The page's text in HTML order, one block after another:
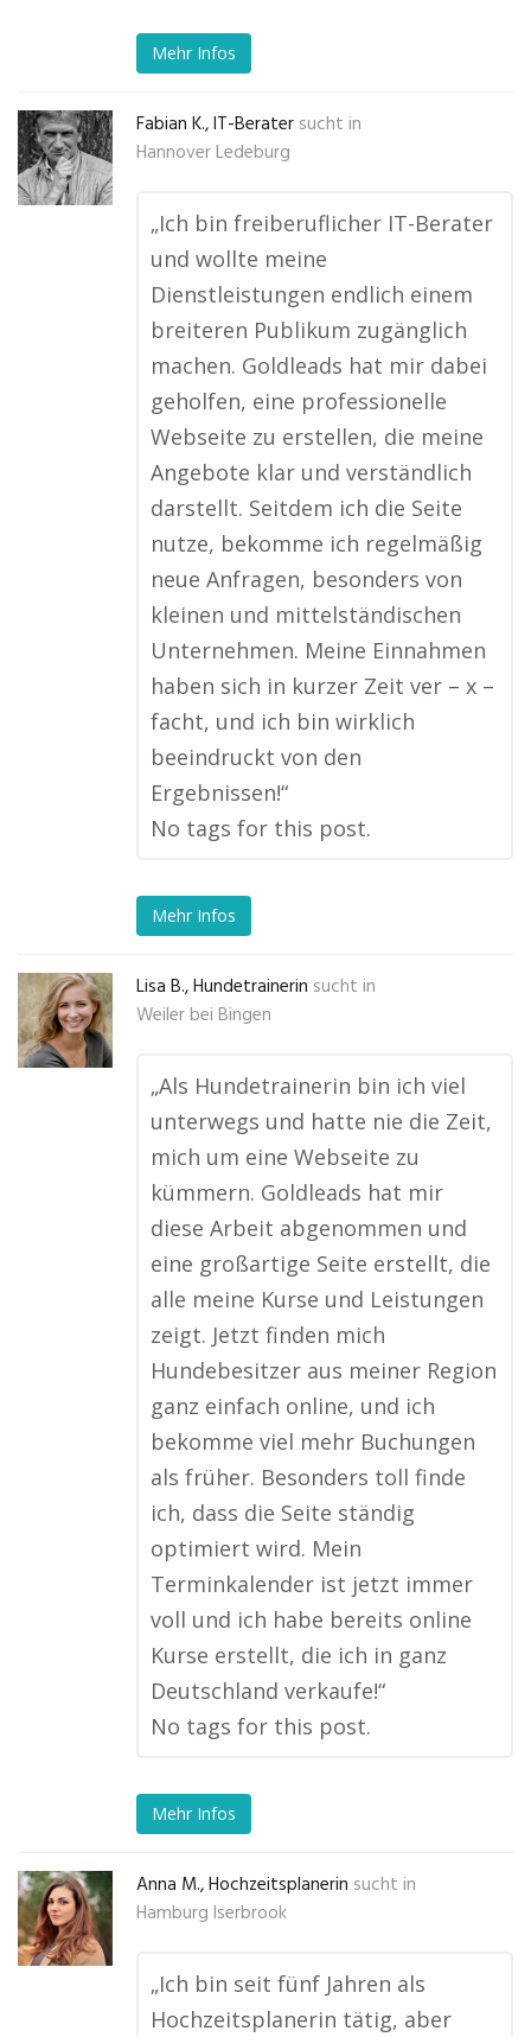
Mehr Infos
Fabian K., IT-Berater sucht in
Hannover Ledeburg
„Ich bin freiberuflicher IT-Berater
und wollte meine
Dienstleistungen endlich einem
breiteren Publikum zugänglich
machen. Goldleads hat mir dabei
geholfen, eine professionelle
Webseite zu erstellen, die meine
Angebote klar und verständlich
darstellt. Seitdem ich die Seite
nutze, bekomme ich regelmäßig
neue Anfragen, besonders von
kleinen und mittelständischen
Unternehmen. Meine Einnahmen
haben sich in kurzer Zeit ver – x –
facht, und ich bin wirklich
beeindruckt von den
Ergebnissen!“
No tags for this post.
Mehr Infos
Lisa B., Hundetrainerin sucht in
Weiler bei Bingen
„Als Hundetrainerin bin ich viel
unterwegs und hatte nie die Zeit,
mich um eine Webseite zu
kümmern. Goldleads hat mir
diese Arbeit abgenommen und
eine großartige Seite erstellt, die
alle meine Kurse und Leistungen
zeigt. Jetzt finden mich
Hundebesitzer aus meiner Region
ganz einfach online, und ich
bekomme viel mehr Buchungen
als früher. Besonders toll finde
ich, dass die Seite ständig
optimiert wird. Mein
Terminkalender ist jetzt immer
voll und ich habe bereits online
Kurse erstellt, die ich in ganz
Deutschland verkaufe!“
No tags for this post.
Mehr Infos
Anna M., Hochzeitsplanerin sucht in
Hamburg Iserbrook
„Ich bin seit fünf Jahren als
Hochzeitsplanerin tätig, aber